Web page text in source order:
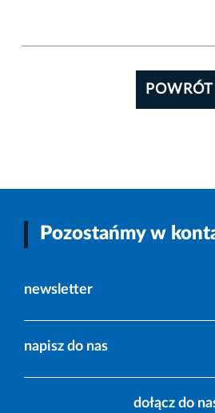
POWRÓT
Pozostańmy w
newsletter
napisz do nas
dołącz do